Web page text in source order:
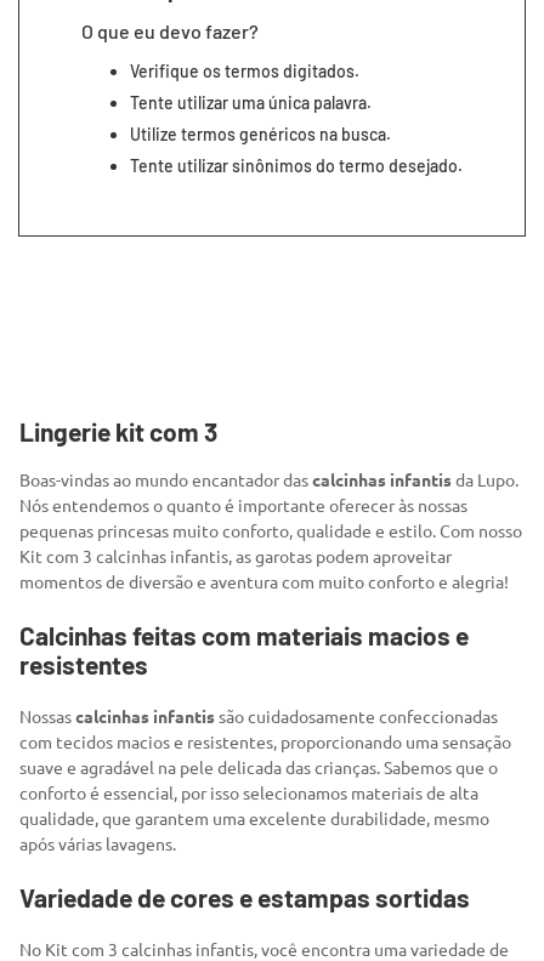
O que eu devo fazer?
Verifique os termos digitados.
Tente utilizar uma única palavra.
Utilize termos genéricos na busca.
Tente utilizar sinônimos do termo desejado.
Lingerie kit com 3
Boas-vindas ao mundo encantador dascalcinhas infantisda Lupo.
Nós entendemos o quanto é importante oferecer às nossas
pequenas princesas muito conforto, qualidade e estilo. Com nosso
Kit com 3 calcinhas infantis, as garotas podem aproveitar
momentos de diversão e aventura com muito conforto e alegria!
Calcinhas feitas com materiais macios e
resistentes
Nossascalcinhas infantissão cuidadosamente confeccionadas
com tecidos macios e resistentes, proporcionando uma sensação
suave e agradável na pele delicada das crianças. Sabemos que o
conforto é essencial, por isso selecionamos materiais de alta
qualidade, que garantem uma excelente durabilidade, mesmo
após várias lavagens.
Variedade de cores e estampas sortidas
No Kit com 3 calcinhas infantis, você encontra uma variedade de
9º
sutiã
10º meia masculina